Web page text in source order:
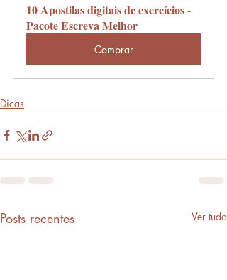
10 Apostilas digitais de exercícios -
Pacote Escreva Melhor
Comprar
Dicas
Posts recentes Ver tudo